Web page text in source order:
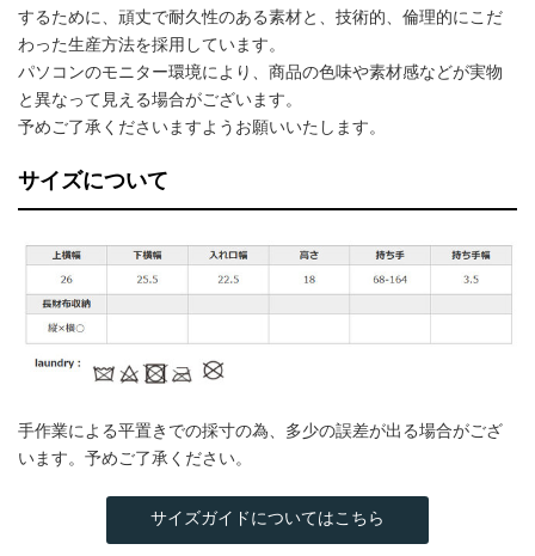
するために、頑丈で耐久性のある素材と、技術的、倫理的にこだ
わった生産方法を採用しています。
パソコンのモニター環境により、商品の色味や素材感などが実物
と異なって見える場合がございます。
予めご了承くださいますようお願いいたします。
サイズについて
手作業による平置きでの採寸の為、多少の誤差が出る場合がござ
います。予めご了承ください。
サイズガイドについてはこちら